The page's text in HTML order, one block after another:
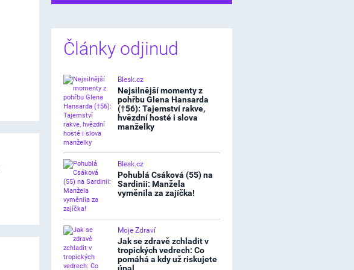
Články odjinud
Blesk.cz
Nejsilnější momenty z
pohřbu Glena Hansarda
(†56): Tajemství rakve,
hvězdní hosté i slova
manželky
Blesk.cz
Pohublá Csáková (55) na
Sardinii: Manžela
vyměnila za zajíčka!
Moje Zdraví
Jak se zdravě zchladit v
tropických vedrech: Co
pomáhá a kdy už riskujete